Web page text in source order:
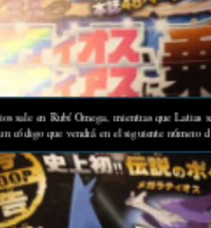
sale en Rubí Omega, mientras que
código que vendrá en el siguiente